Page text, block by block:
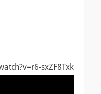
sxZF8Txk